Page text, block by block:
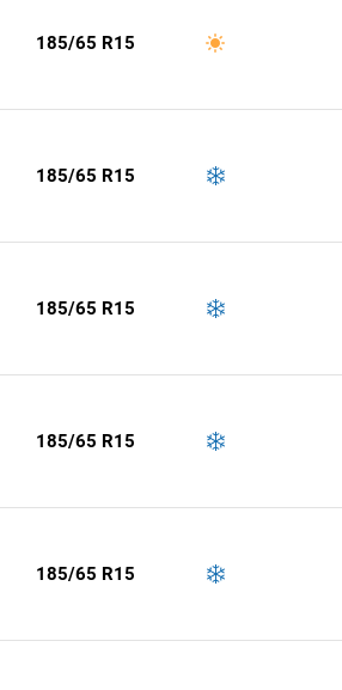
185/65 R15
185/65 R15
185/65 R15
185/65 R15
185/65 R15